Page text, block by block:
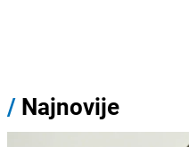
/ Najnovije